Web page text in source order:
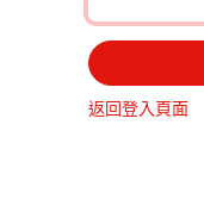
返回登入頁面